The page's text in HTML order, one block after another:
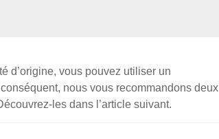
d’origine, vous pouvez utiliser un
nous vous recommandons deux
les dans l’article suivant.